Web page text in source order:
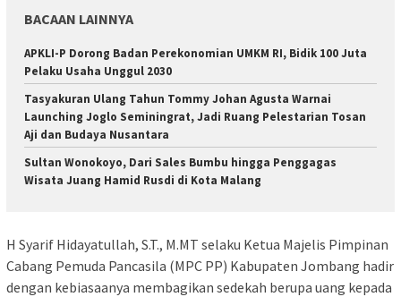
BACAAN LAINNYA
APKLI-P Dorong Badan Perekonomian UMKM RI, Bidik 100 Juta
Pelaku Usaha Unggul 2030
Tasyakuran Ulang Tahun Tommy Johan Agusta Warnai
Launching Joglo Seminingrat, Jadi Ruang Pelestarian Tosan
Aji dan Budaya Nusantara
Sultan Wonokoyo, Dari Sales Bumbu hingga Penggagas
Wisata Juang Hamid Rusdi di Kota Malang
H Syarif Hidayatullah, S.T., M.MT selaku Ketua Majelis Pimpinan
Cabang Pemuda Pancasila (MPC PP) Kabupaten Jombang hadir
dengan kebiasaanya membagikan sedekah berupa uang kepada